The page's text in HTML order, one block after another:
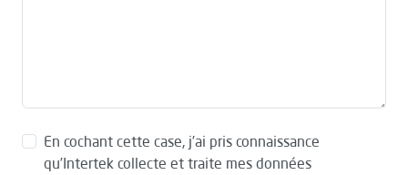
En cochant cette case, j’ai pris connaissance
qu’Intertek collecte et traite mes données